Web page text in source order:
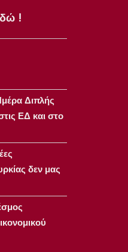
!
Διπλής
ΕΔ και στο
δεν μας